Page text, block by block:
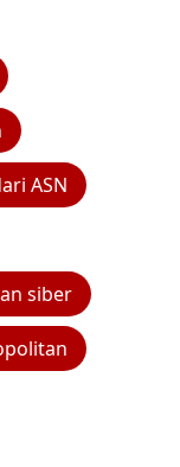
ASN
siber